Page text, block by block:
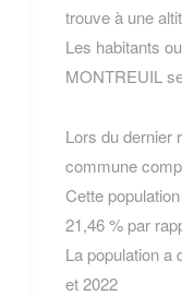
trouve à une
Les habitants
MONTREUIL
Lors du dernier
commune
Cette
21,46 % par
La population a
et 2022